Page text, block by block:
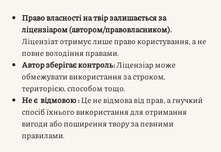
Право власності на твір залишається за
ліцензіаром (автором/правовласником).
Ліцензіат отримує лише право користування, а не
повне володіння правами.
Автор зберігає контроль:Ліцензіар може
обмежувати використання за строком,
територією, способом тощо.
Не є відмовою :Це не відмова від прав, а гнучкий
спосіб їхнього використання для отримання
вигоди або поширення твору за певними
правилами.